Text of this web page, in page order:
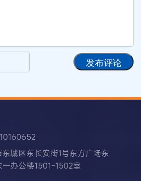
发布评论
东城区东长安街1号东方广场东
一办公楼1501-1502室